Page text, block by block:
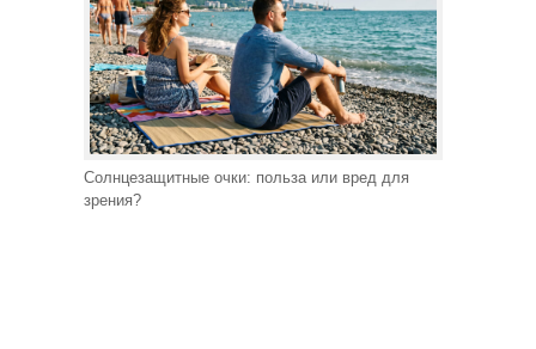
Солнцезащитные очки: польза или вред для
зрения?